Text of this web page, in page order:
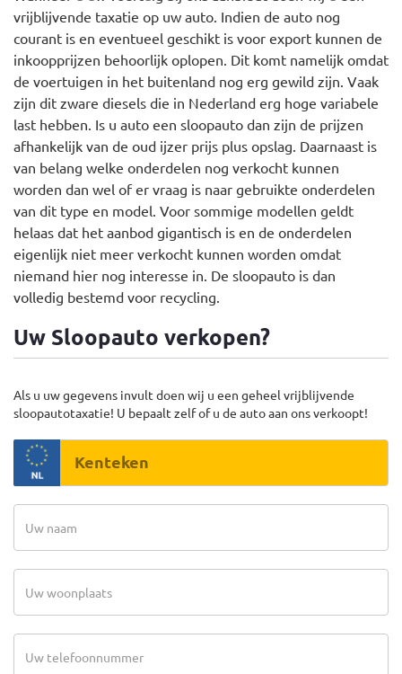
vrijblijvende taxatie op uw auto. Indien de auto nog
courant is en eventueel geschikt is voor export kunnen de
inkoopprijzen behoorlijk oplopen. Dit komt namelijk omdat
de voertuigen in het buitenland nog erg gewild zijn. Vaak
zijn dit zware diesels die in Nederland erg hoge variabele
last hebben. Is u auto een sloopauto dan zijn de prijzen
afhankelijk van de oud ijzer prijs plus opslag. Daarnaast is
van belang welke onderdelen nog verkocht kunnen
worden dan wel of er vraag is naar gebruikte onderdelen
van dit type en model. Voor sommige modellen geldt
helaas dat het aanbod gigantisch is en de onderdelen
eigenlijk niet meer verkocht kunnen worden omdat
niemand hier nog interesse in. De sloopauto is dan
volledig bestemd voor recycling.
Uw Sloopauto verkopen?
Als u uw gegevens invult doen wij u een geheel vrijblijvende
sloopautotaxatie! U bepaalt zelf of u de auto aan ons verkoopt!